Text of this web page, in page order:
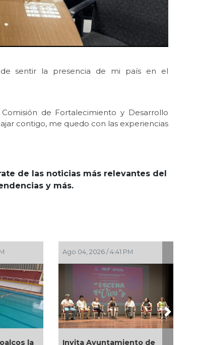
sentir la presencia de mi país en el
de Fortalecimiento y Desarrollo
contigo, me quedo con las experiencias
de las noticias más relevantes del
y más.
Ago 01, 2026 / 6:23 PM
Emprendedores de Xalapa
Next